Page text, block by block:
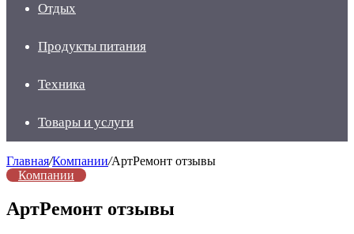
Отдых
Продукты питания
Техника
Товары и услуги
Главная/Компании/АртРемонт отзывы
Компании
АртРемонт отзывы